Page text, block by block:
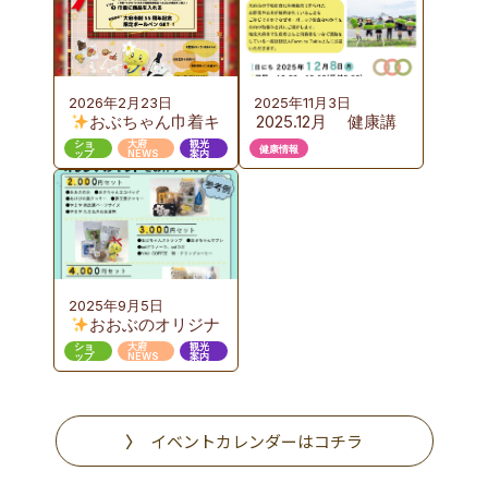
2026年2月23日
おぶちゃん巾着キ
ャンペーン 第３弾
ショ
ップ
大府
NEWS
観光
案内
2025年11月3日
2025.12月 健康講
座のご案内 『お
いしい給食から始め
健康情報
2025年9月5日
おおぶのオリジナ
ルギフト販売
ショ
ップ
大府
NEWS
観光
案内
イベントカレンダーはコチラ